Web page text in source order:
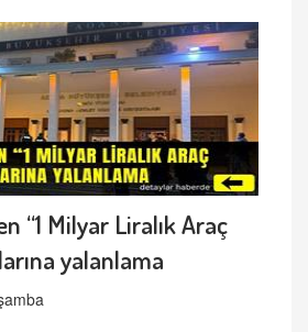
“1 Milyar Liralık Araç
yalanlama